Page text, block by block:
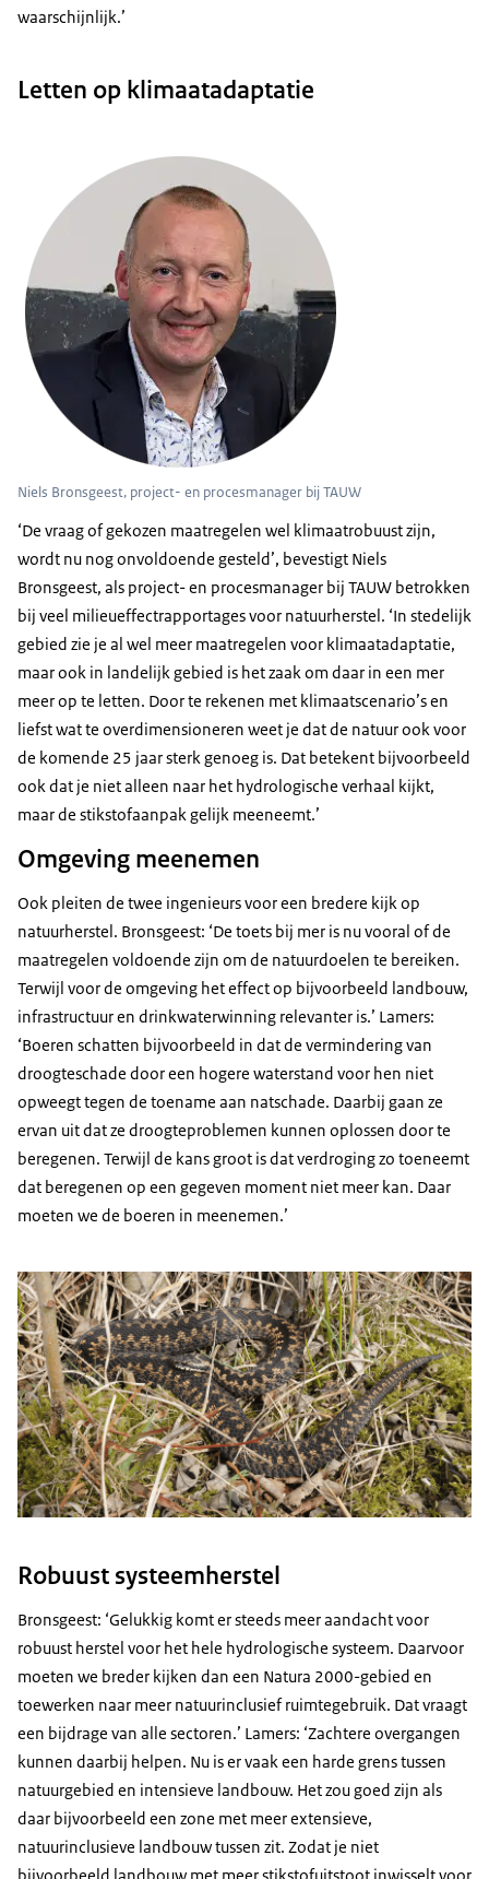
waarschijnlijk.’
Letten op klimaatadaptatie
Niels Bronsgeest, project- en procesmanager bij TAUW
‘De vraag of gekozen maatregelen wel klimaatrobuust zijn,
wordt nu nog onvoldoende gesteld’, bevestigt Niels
Bronsgeest, als project- en procesmanager bij TAUW betrokken
bij veel milieueffectrapportages voor natuurherstel. ‘In stedelijk
gebied zie je al wel meer maatregelen voor klimaatadaptatie,
maar ook in landelijk gebied is het zaak om daar in een mer
meer op te letten. Door te rekenen met klimaatscenario’s en
liefst wat te overdimensioneren weet je dat de natuur ook voor
de komende 25 jaar sterk genoeg is. Dat betekent bijvoorbeeld
ook dat je niet alleen naar het hydrologische verhaal kijkt,
maar de stikstofaanpak gelijk meeneemt.’
Omgeving meenemen
Ook pleiten de twee ingenieurs voor een bredere kijk op
natuurherstel. Bronsgeest: ‘De toets bij mer is nu vooral of de
maatregelen voldoende zijn om de natuurdoelen te bereiken.
Terwijl voor de omgeving het effect op bijvoorbeeld landbouw,
infrastructuur en drinkwaterwinning relevanter is.’ Lamers:
‘Boeren schatten bijvoorbeeld in dat de vermindering van
droogteschade door een hogere waterstand voor hen niet
opweegt tegen de toename aan natschade. Daarbij gaan ze
ervan uit dat ze droogteproblemen kunnen oplossen door te
beregenen. Terwijl de kans groot is dat verdroging zo toeneemt
dat beregenen op een gegeven moment niet meer kan. Daar
moeten we de boeren in meenemen.’
Robuust systeemherstel
Bronsgeest: ‘Gelukkig komt er steeds meer aandacht voor
robuust herstel voor het hele hydrologische systeem. Daarvoor
moeten we breder kijken dan een Natura 2000-gebied en
toewerken naar meer natuurinclusief ruimtegebruik. Dat vraagt
een bijdrage van alle sectoren.’ Lamers: ‘Zachtere overgangen
kunnen daarbij helpen. Nu is er vaak een harde grens tussen
natuurgebied en intensieve landbouw. Het zou goed zijn als
daar bijvoorbeeld een zone met meer extensieve,
natuurinclusieve landbouw tussen zit. Zodat je niet